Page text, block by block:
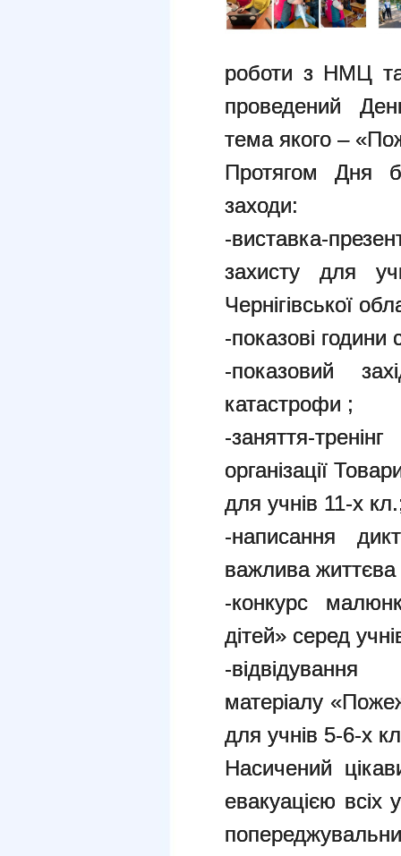
роботи з НМЦ та
проведений
тема якого –
Протягом Дня
заходи:
-виставка-
захисту для
Чернігівської
-показові години
-показовий
катастрофи ;
-заняття-
організації
для учнів 11-х
-написання
важлива життєва
-конкурс
дітей» серед
-
матеріалу
для учнів 5-6-х
Насичений
евакуацією всіх